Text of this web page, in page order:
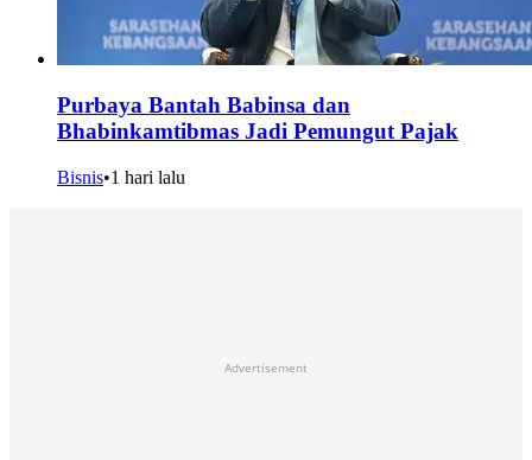
Purbaya Bantah Babinsa dan
Bhabinkamtibmas Jadi Pemungut Pajak
Bisnis•1 hari lalu
Advertisement